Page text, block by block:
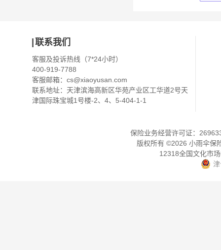
联系我们
客服及投诉热线（7*24小时）
400-919-7788
客服邮箱： cs@xiaoyusan.com
联系地址：天津滨海高新区华苑产业区工华道2号天
津国际珠宝城1号楼-2、4、5-404-1-1
保险业务经营许可证：
版权所有 ©2026 小雨伞保
12318全国文化市